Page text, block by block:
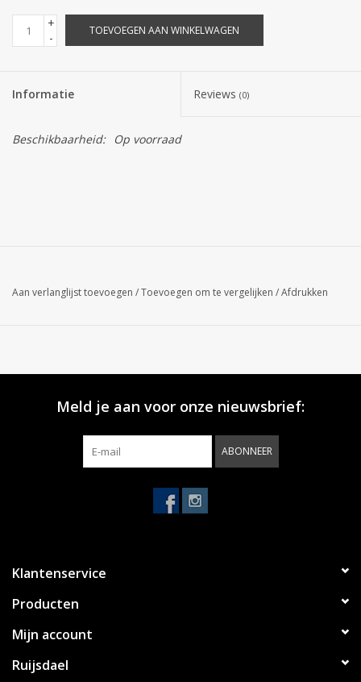
+
-
TOEVOEGEN AAN WINKELWAGEN
Informatie Reviews (0)
Beschikbaarheid: Op voorraad
Aan verlanglijst toevoegen /Toevoegen om te vergelijken /Afdrukken
Meld je aan voor onze nieuwsbrief:
ABONNEER
Klantenservice
Producten
Mijn account
Ruijsdael